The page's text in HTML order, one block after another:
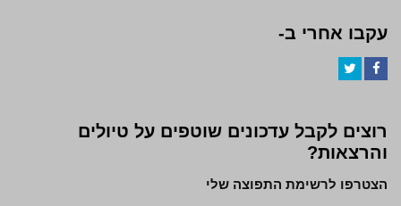
עקבו אחרי ב-
רוצים לקבל עדכונים שוטפים על טיולים
והרצאות?
הצטרפו לרשימת התפוצה שלי